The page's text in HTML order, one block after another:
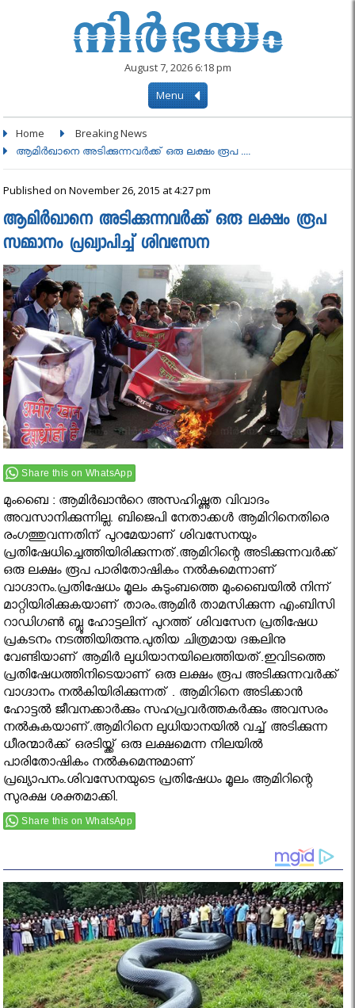
August 7, 2026 6:18 pm
Menu
Home Breaking News
ആമിർഖാനെ അടിക്കുന്നവർക്ക് ഒരു ലക്ഷം രൂപ ....
Published on November 26, 2015 at 4:27 pm
ആമിർഖാനെ അടിക്കുന്നവർക്ക് ഒരു ലക്ഷം രൂപ
സമ്മാനം പ്രഖ്യാപിച്ച് ശിവസേന
Share this on WhatsApp
മുംബൈ : ആമിർഖാന്‍റെ അസഹിഷ്ണുത വിവാദം
അവസാനിക്കുന്നില്ല. ബിജെപി നേതാക്കള്‍ ആമിറിനെതിരെ
രംഗത്തുവന്നതിന് പുറമേയാണ് ശിവസേനയും
പ്രതിഷേധിച്ചെത്തിയിരിക്കുന്നത്.ആമിറിന്റെ അടിക്കുന്നവര്‍ക്ക്
ഒരു ലക്ഷം രൂപ പാരിതോഷികം നല്‍കുമെന്നാണ്
വാഗ്ദാനം.പ്രതിഷേധം മൂലം കുടുംബത്തെ മുംബൈയില്‍ നിന്ന്
മാറ്റിയിരിക്കുകയാണ് താരം.ആമിര്‍ താമസിക്കുന്ന എംബിസി
റാഡിഗണ്‍ ബ്ലൂ ഹോട്ടലിന് പുറത്ത് ശിവസേന പ്രതിഷേധ
പ്രകടനം നടത്തിയിരുന്നു.പുതിയ ചിത്രമായ ദങ്കലിനു
വേണ്ടിയാണ് ആമിര്‍ ലുധിയാനയിലെത്തിയത്.ഇവിടത്തെ
പ്രതിഷേധത്തിനിടെയാണ് ഒരു ലക്ഷം രൂപ അടിക്കുന്നവര്‍ക്ക്
വാഗ്ദാനം നല്‍കിയിരിക്കുന്നത് . ആമിറിനെ അടിക്കാന്‍
ഹോട്ടല്‍ ജീവനക്കാര്‍ക്കും സഹപ്രവര്‍ത്തകര്‍ക്കും അവസരം
നല്‍കുകയാണ്.ആമിറിനെ ലുധിയാനയില്‍ വച്ച് അടിക്കുന്ന
ധീരന്മാര്‍ക്ക് ഒരടിയ്ക്ക് ഒരു ലക്ഷമെന്ന നിലയില്‍
പാരിതോഷികം നല്‍കുമെന്നുമാണ്
പ്രഖ്യാപനം.ശിവസേനയുടെ പ്രതിഷേധം മൂലം ആമിറിന്റെ
സുരക്ഷ ശക്തമാക്കി.
Share this on WhatsApp